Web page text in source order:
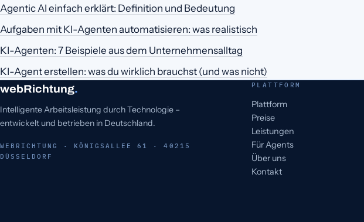
Agentic AI einfach erklärt: Definition und Bedeutung
Aufgaben mit KI-Agenten automatisieren: was realistisch
KI-Agenten: 7 Beispiele aus dem Unternehmensalltag
KI-Agent erstellen: was du wirklich brauchst (und was nicht)
webRichtung.
Intelligente Arbeitsleistung durch Technologie –
entwickelt und betrieben in Deutschland.
WEBRICHTUNG · KÖNIGSALLEE 61 · 40215
DÜSSELDORF
PLATTFORM
Plattform
Preise
Leistungen
Für Agents
Über uns
Kontakt